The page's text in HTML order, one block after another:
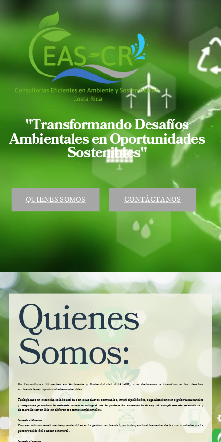
QUIENES SOMOS CONTÁCTANOS
"Transformando Desafíos
Ambientales en Oportunidades
Sostenibles"
En Consultorías Eficientes en Ambiente y Sostenibilidad (CEAS-CR), nos dedicamos a transformar los desafíos
ambientales en oportunidades sostenibles.
Trabajamos en estrecha colaboración con acueductos comunales, municipalidades, organizaciones no gubernamentales
y empresas privadas, brindando asesoría integral en la gestión de recursos hídricos, el cumplimiento normativo y
desarrollo sostenible en diferentes temas ambientales.
Nuestra Misión
Proveer soluciones eficientes y sostenibles en la gestión ambiental, contribuyendo al bienestar de las comunidades y a la
preservación del entorno natural.
Nuestra Visión
Quienes
Somos: